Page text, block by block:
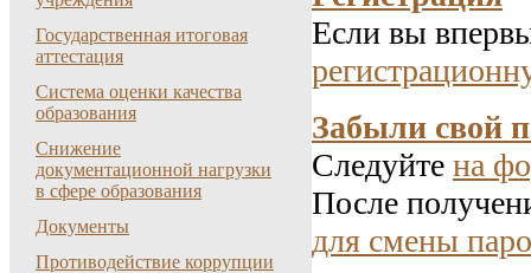
Государственная итоговая
аттестация
Система оценки качества
образования
Снижение
документационной нагрузки
в сфере образования
Документы
Противодействие коррупции
Если вы
Забыли свой
Следуйте на
После
для смены